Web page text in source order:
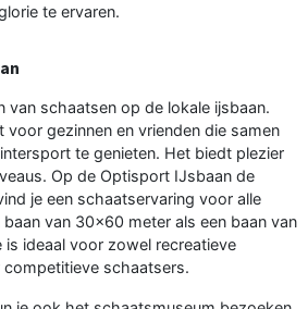
te ervaren.
van schaatsen op de lokale ijsbaan.
voor gezinnen en vrienden die samen
te genieten. Het biedt plezier
Op de Optisport IJsbaan de
je een schaatservaring voor alle
van 30x60 meter als een baan van
is ideaal voor zowel recreatieve
schaatsers.